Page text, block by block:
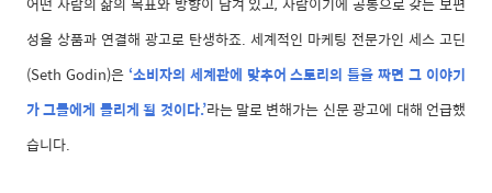
성을 상품과 연결해 광고로 탄생하죠. 세계적인 마케팅 전문가인 세스 고딘
(Seth Godin)은‘소비자의 세계관에 맞추어 스토리의 틀을 짜면 그 이야기
가 그들에게 들리게 될 것이다.’라는 말로 변해가는 신문 광고에 대해 언급했
습니다.